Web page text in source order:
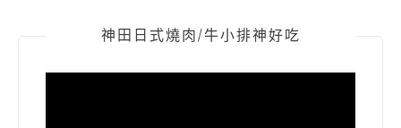
神田日式燒肉/牛小排神好吃